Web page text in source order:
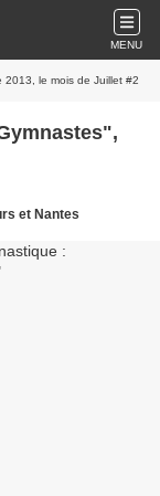
MENU
2013, le mois de Juillet #2
et Nantes